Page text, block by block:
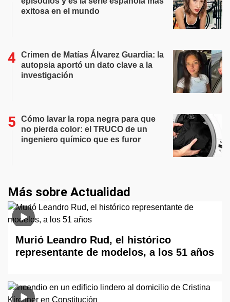
exitosa en el mundo
Crimen de Matías Álvarez Guardia: la
autopsia aportó un dato clave a la
investigación
Cómo lavar la ropa negra para que
no pierda color: el TRUCO de un
ingeniero químico que es furor
Más sobre Actualidad
Murió Leandro Rud, el histórico
representante de modelos, a los 51 años